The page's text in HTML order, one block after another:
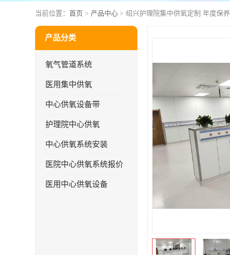
当前位置： 首页 > 产品中心 > 绍兴护理院集中供氧定制 年度保养
产品分类
氧气管道系统
医用集中供氧
中心供氧设备带
护理院中心供氧
中心供氧系统安装
医院中心供氧系统报价
医用中心供氧设备